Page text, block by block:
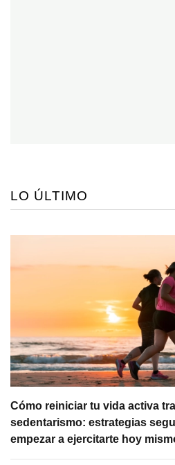
LO ÚLTIMO
Cómo reiniciar tu vida activa
sedentarismo: estrategias
empezar a ejercitarte hoy